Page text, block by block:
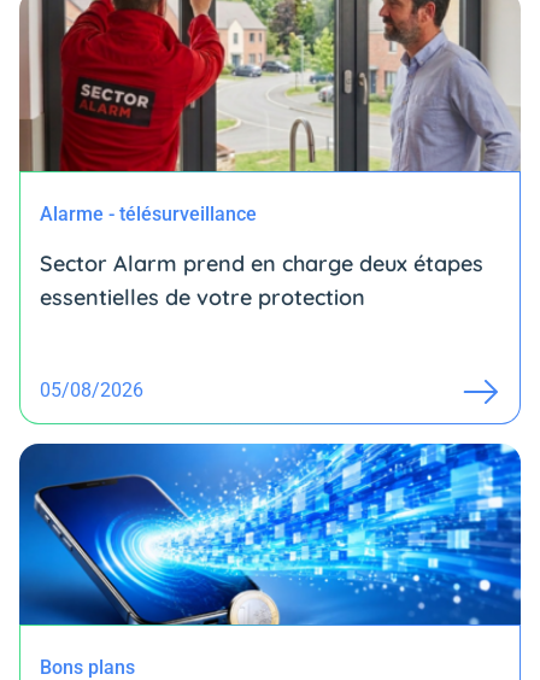
Alarme - télésurveillance
Sector Alarm prend en charge deux étapes
essentielles de votre protection
05/08/2026
Bons plans